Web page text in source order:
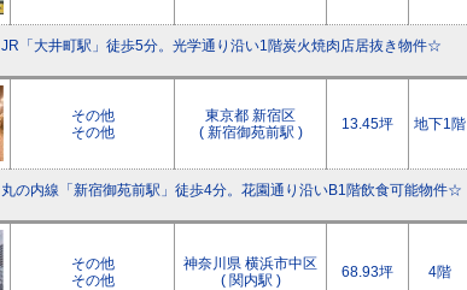
JR「大井町駅」徒歩5分。光学通り沿い1階炭火焼肉店居抜き物件☆
その他
その他
東京都 新宿区
( 新宿御苑前駅 )
13.45坪 地下1階
丸の内線「新宿御苑前駅」徒歩4分。花園通り沿いB1階飲食可能物件☆
その他
その他
神奈川県 横浜市中区
( 関内駅 )
68.93坪 4階